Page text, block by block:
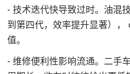
- 技术迭代快导致过时。油混
到第四代，效率提升显著）
值。
- 维修便利性影响流通。二手